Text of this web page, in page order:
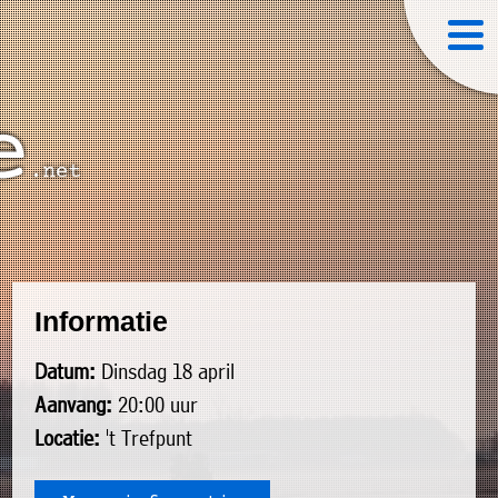
Informatie
Datum:Dinsdag 18 april
Aanvang:20:00 uur
Locatie: 't Trefpunt